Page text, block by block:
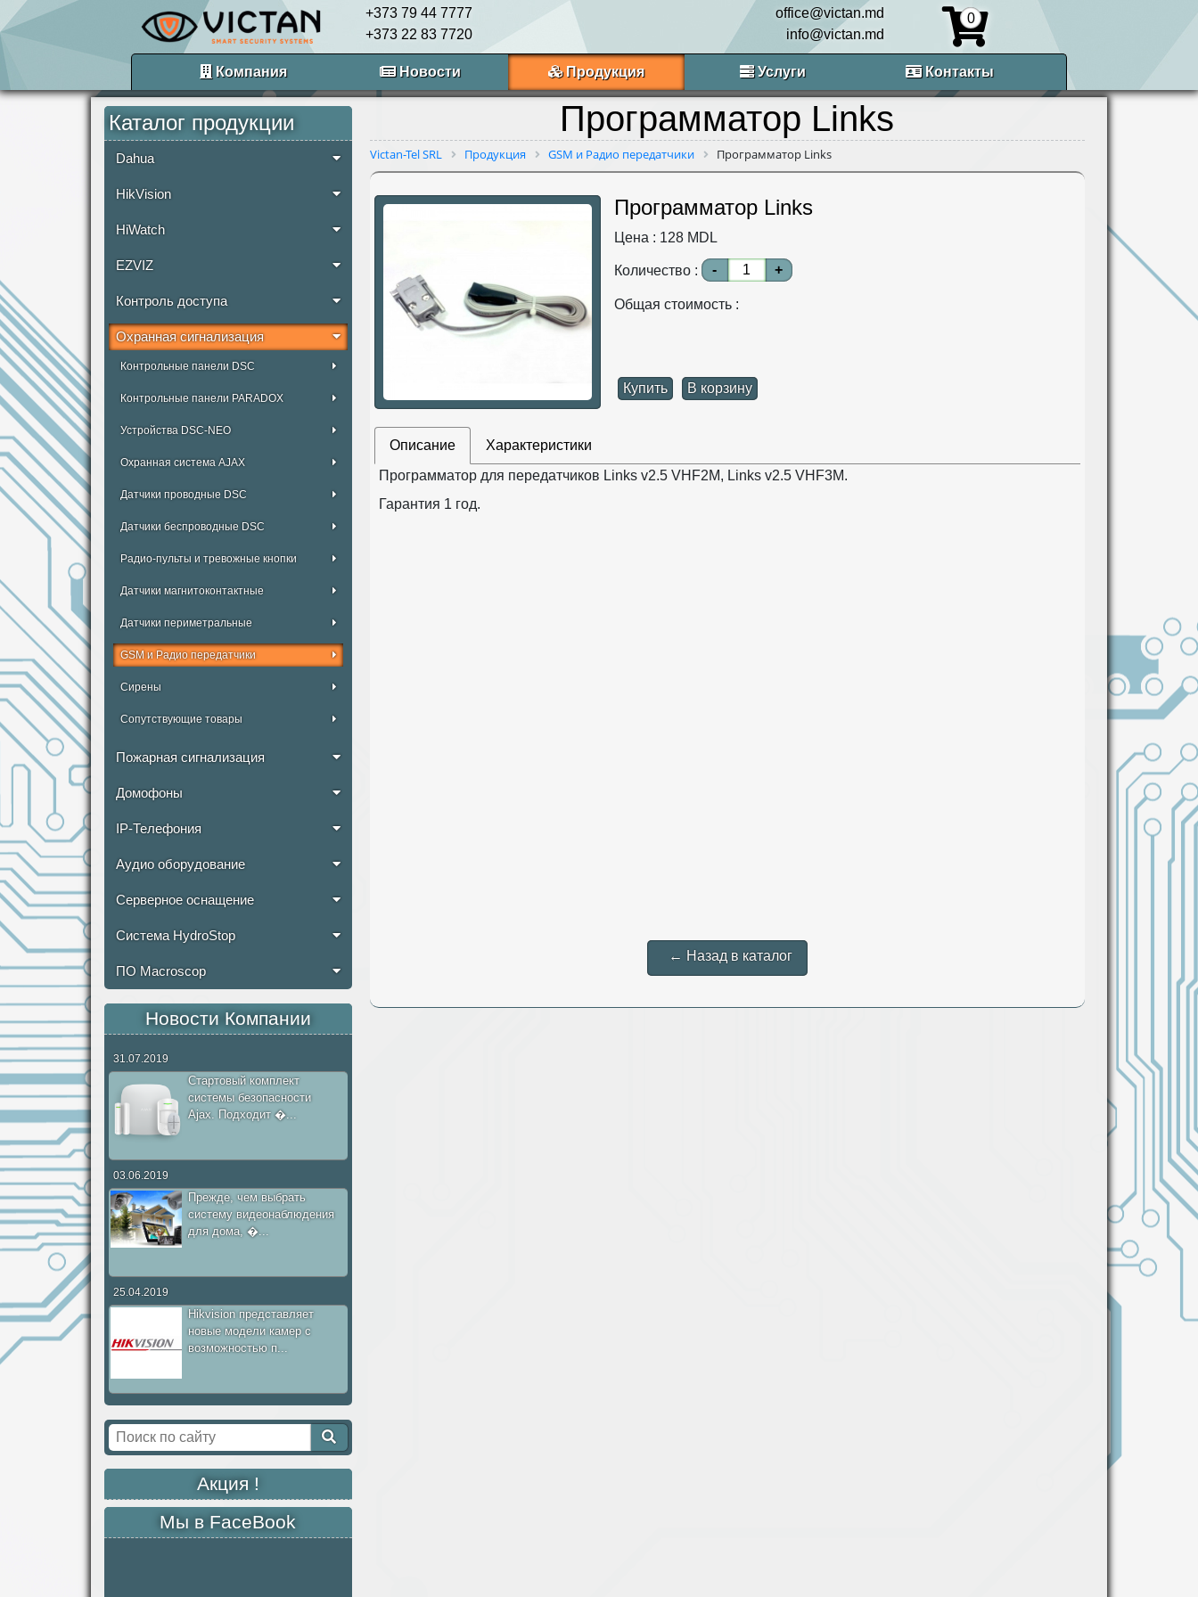
+373 79 44 7777
+373 22 83 7720
office@victan.md
info@victan.md
0
Компания Новости Продукция Услуги Контакты
Каталог продукции
Dahua
HikVision
HiWatch
EZVIZ
Контроль доступа
Охранная сигнализация
Контрольные панели DSC
Контрольные панели PARADOX
Устройства DSC-NEO
Охранная система AJAX
Датчики проводные DSC
Датчики беспроводные DSC
Радио-пульты и тревожные кнопки
Датчики магнитоконтактные
Датчики периметральные
GSM и Радио передатчики
Сирены
Сопутствующие товары
Пожарная сигнализация
Домофоны
IP-Телефония
Аудио оборудование
Серверное оснащение
Система HydroStop
ПО Macroscop
Новости Компании
31.07.2019
Стартовый комплект
системы безопасности
Ajax. Подходит �...
03.06.2019
Прежде, чем выбрать
систему видеонаблюдения
для дома, �...
25.04.2019
Hikvision представляет
новые модели камер с
возможностью п...
Акция !
Мы в FaceBook
Программатор Links
Victan-Tel SRL Продукция GSM и Радио передатчики Программатор Links
Программатор Links
Цена : 128MDL
Количество : - +
Общая стоимость :
Купить В корзину
Описание
Характеристики
Программатор для передатчиков Links v2.5 VHF2M, Links v2.5 VHF3M.
Гарантия 1 год.
← Назад в каталог